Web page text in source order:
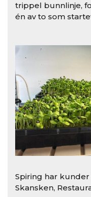
trippel bunnlinje,
én av to som
Spiring har kunder
Skansken,